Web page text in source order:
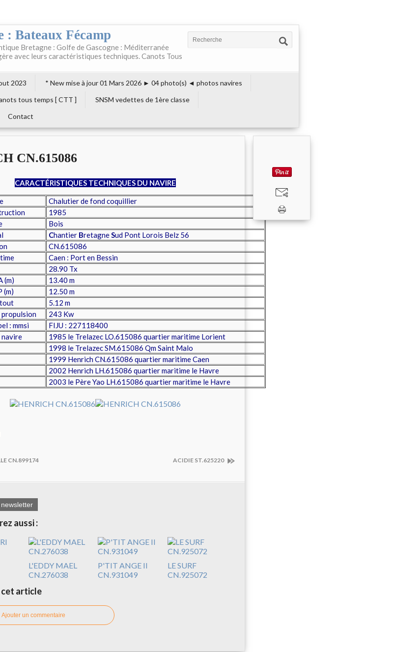
Bateaux Fécamp
Bretagne : Golfe de Gascogne : Méditerranée
avec leurs caractéristiques techniques. Canots Tous
2023
* New mise à jour 01 Mars 2026 ► 04 photo(s) ◄ photos navires
tous temps [ CTT ]
SNSM vedettes de 1ère classe
Contact
CN.615086
CARACTÉRISTIQUES TECHNIQUES DU NAVIRE
Chalutier de fond coquillier
1985
Bois
Chantier BretagneSud Pont Lorois Belz 56
CN.615086
Caen : Port en Bessin
28.90 Tx
(m)
13.40 m
(m)
12.50 m
5.12 m
243 Kw
: mmsi
FIJU : 227118400
navire
1985 le Trelazec LO.615086 quartier maritime Lorient
1998 le Trelazec SM.615086 Qm Saint Malo
1999 Henrich CN.615086 quartier maritime Caen
2002 Henrich LH.615086 quartier maritime le Havre
2003 le Père Yao LH.615086 quartier maritime le Havre
CN.899174 ACIDIE ST.625220
aussi :
L'EDDY MAEL
CN.276038
P'TIT ANGE II
CN.931049
LE SURF
CN.925072
cet article
Ajouter un commentaire